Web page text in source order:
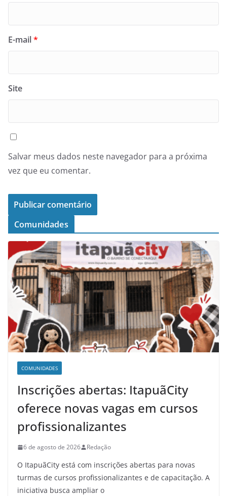
E-mail*
Site
Salvar meus dados neste navegador para a próxima
vez que eu comentar.
Comunidades
COMUNIDADES
Inscrições abertas: ItapuãCity
oferece novas vagas em cursos
profissionalizantes
6 de agosto de 2026 Redação
O ItapuãCity está com inscrições abertas para novas
turmas de cursos profissionalizantes e de capacitação. A
iniciativa busca ampliar o